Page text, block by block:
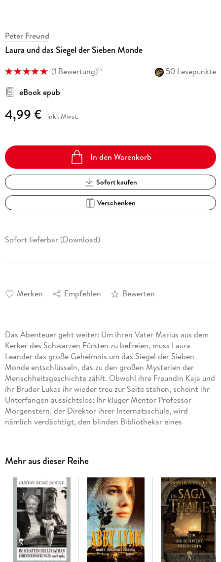
Peter Freund
Laura und das Siegel der Sieben Monde
(1 Bewertung)15
50 Lesepunkte
eBook epub
4,99 € inkl. Mwst.
In den Warenkorb
Sofort kaufen
Verschenken
Sofort lieferbar (Download)
Merken Empfehlen Bewerten
Das Abenteuer geht weiter: Um ihren Vater Marius aus dem
Kerker des Schwarzen Fürsten zu befreien, muss Laura
Leander das große Geheimnis um das Siegel der Sieben
Monde entschlüsseln, das zu den großen Mysterien der
Menschheitsgeschichte zählt. Obwohl ihre Freundin Kaja und
ihr Bruder Lukas ihr wieder treu zur Seite stehen, scheint ihr
Unterfangen aussichtslos: Ihr kluger Mentor Professor
Morgenstern, der Direktor ihrer Internatsschule, wird
nämlich verdächtigt, den blinden Bibliothekar eines
verschlagen hat: Er unterstützt Laura mit wertvollen
Vorschlägen. Doch als Laura sich nach ebenso aufregenden
wie gefährlichen Prüfungen schon am Ziel ihrer Wünsche
wähnt, stellt der Schwarze Fürst Borboron sie vor die
schwerste Wahl ihres Lebens: Sie muss sich zwischen dem
Kampf für das Gute und dem Leben ihres Vaters entscheiden.
Nur das Siegel der Sieben Monde kann ihr jetzt noch helfen -
aber dessen Rätsel hat noch niemand gelöst . . .
»Fantastisch. Voller schöner Details und mächtig viel
Mehr aus dieser Reihe